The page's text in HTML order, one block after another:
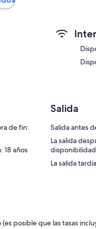
de fin:
18 años
Salida
Salida antes
La salida
disponibilidad
La salida
posible que las tasas